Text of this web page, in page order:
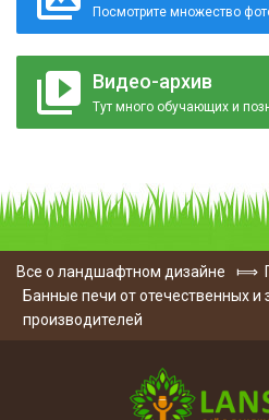
Посмотрите множество
Видео-архив
Тут много обучающих и
Все о ландшафтном дизайне ⟾
Банные печи от отечественных и
производителей